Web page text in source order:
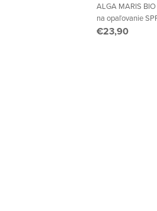
ALGA MARIS
na opaľovanie
€23,90
DETAIL